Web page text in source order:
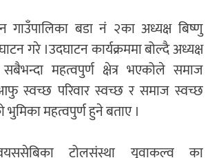
गाउँपालिका बडा नं २का अध्यक्ष बिष्णु
गरे ।उदघाटन कार्यक्रममा बोल्दै अध्यक्ष
महत्वपुर्ण क्षेत्र भएकोले समाज
आफु स्वच्छ परिवार स्वच्छ र समाज स्वच्छ
महत्वपुर्ण हुने बताए ।
टोलसंस्था युवाकल्व का